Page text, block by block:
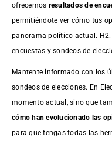
ofrecemos resultados de
permitiéndote ver cómo tus
panorama político actual.
encuestas y sondeos de
Mantente informado con los
sondeos de elecciones. En
momento actual, sino que
cómo han evolucionado las
para que tengas todas las